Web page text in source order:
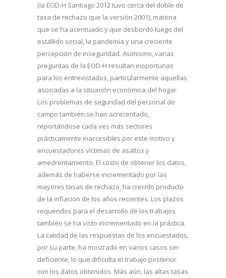
(la EOD-H Santiago 2012 tuvo cerca del doble de
tasa de rechazo que la versión 2001), materia
que se ha acentuado y que desbordó luego del
estallido social, la pandemia y una creciente
percepción de inseguridad. Asimismo, varias
preguntas de la EOD-H resultan inoportunas
para los entrevistados, particularmente aquellas
asociadas a la situación económica del hogar.
Los problemas de seguridad del personal de
campo también se han acrecentado,
reportándose cada vez más sectores
prácticamente inaccesibles por este motivo y
encuestadores víctimas de asaltos y
amedrentamiento. El costo de obtener los datos,
además de haberse incrementado por las
mayores tasas de rechazo, ha crecido producto
de la inflación de los años recientes. Los plazos
requeridos para el desarrollo de los trabajos
también se ha visto incrementado en la práctica.
La calidad de las respuestas de los encuestados,
por su parte, ha mostrado en varios casos ser
deficiente, lo que dificulta el trabajo posterior
con los datos obtenidos. Más aún, las altas tasas